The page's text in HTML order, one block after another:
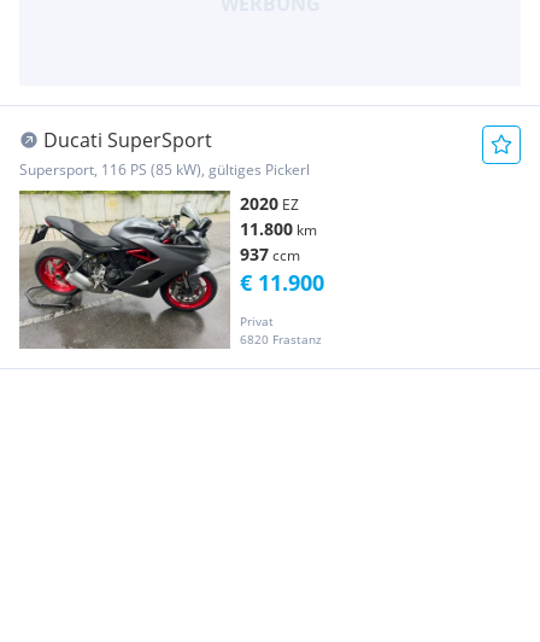
Ducati SuperSport
Supersport, 116 PS (85 kW), gültiges Pickerl
2020 EZ
11.800 km
937ccm
Privat
6820 Frastanz
€ 11.900